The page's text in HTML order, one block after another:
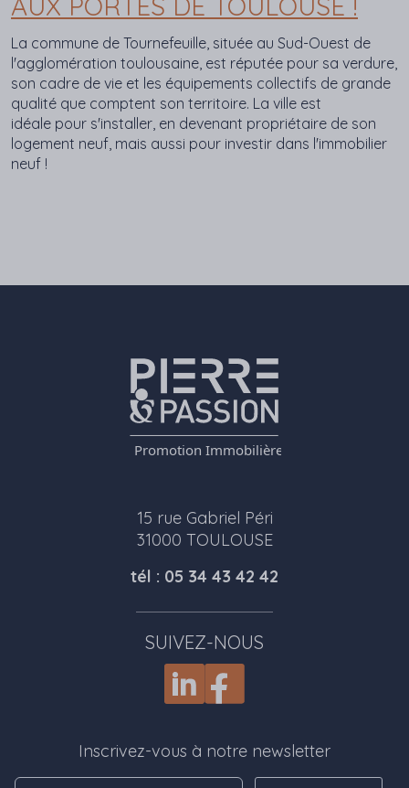
La commune de Tournefeuille, située au Sud-Ouest de
l'agglomération toulousaine, est réputée pour sa verdure,
son cadre de vie et les équipements collectifs de grande
qualité que comptent son territoire. La ville est
idéale pour s'installer, en devenant propriétaire de son
logement neuf, mais aussi pour investir dans l'immobilier
neuf !
15 rue Gabriel Péri
31000 TOULOUSE
tél : 05 34 43 42 42
SUIVEZ-NOUS
Inscrivez-vous à notre newsletter